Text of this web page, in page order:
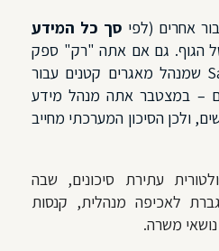
אחרים (לפי סך כל המידע
הגוף. גם אם אתה "רק" ספק
ענן או שירותי SaaS שמנהל מאגרים קטנים עבור
– במצטבר אתה מנהל מידע
ולכן הסיכון המערכתי מחייב
עתירת סיכונים, שבה
לאכיפה מנהלית, קנסות
משרה.